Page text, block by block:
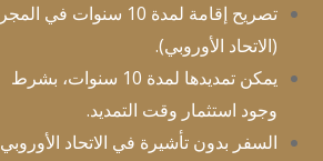
تصريح إقامة لمدة 10 سنوات في المجر
(الاتحاد الأوروبي).
يمكن تمديدها لمدة 10 سنوات، بشرط
وجود استثمار وقت التمديد.
السفر بدون تأشيرة في الاتحاد الأوروبي